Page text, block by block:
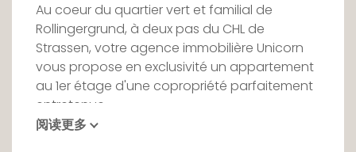
Au coeur du quartier vert et familial de
Rollingergrund, à deux pas du CHL de
Strassen, votre agence immobilière Unicorn
vous propose en exclusivité un appartement
au 1er étage d'une copropriété parfaitement
entretenue.
阅读更多